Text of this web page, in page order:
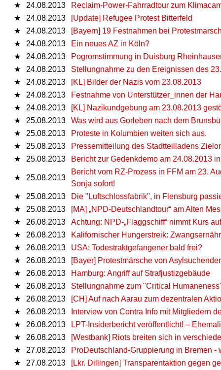
★
24.08.2013
Reclaim-Power-Fahrradtour zum
★
24.08.2013
[Update] Refugee Protest Bitterfeld
★
24.08.2013
[Bayern] 19 Festnahmen bei
★
24.08.2013
Ein neues AZ in Köln?
★
24.08.2013
Pogromstimmung in Duisburg
★
24.08.2013
Stellungnahme zu den Ereignissen des
★
24.08.2013
[KL] Bilder der Nazis vom 23.08.2013
★
24.08.2013
Festnahme von Unterstützer_innen der
★
24.08.2013
[KL] Nazikundgebung am 23.08.2013
★
25.08.2013
Was wird aus Gorleben nach dem
★
25.08.2013
Proteste in Kolumbien weiten sich aus.
★
25.08.2013
Pressemitteilung des Stadtteilladens
★
25.08.2013 Bericht zur Gedenkdemo am 24.08.2013
★ 25.08.2013
Bericht vom RZ-Prozess in FFM am 23.
Sonja sofort!
★
25.08.2013
Die "Luftschlossfabrik", in Flensburg
★
25.08.2013
[MA] „NPD-Deutschlandtour“ am Alten
★
26.08.2013
Achtung: NPD-„Flaggschiff“ nimmt Kurs
★
26.08.2013
Kalifornischer Hungerstreik:
★
26.08.2013
USA: Todestraktgefangener bald frei?
★
26.08.2013
[Bayer] Protestmärsche von
★
26.08.2013
Hamburg: Angriff auf Strafjustizgebäude
★
26.08.2013
Stellungnahme zum "Critical
★
26.08.2013
[CH] Auf nach Aarau zum dezentralen
★
26.08.2013
Interview von Contra Info mit Mitgliedern
★
26.08.2013
LPT-Insiderbericht veröffentlicht! –
★
26.08.2013
[Westbank] Riots breiten sich in
★
27.08.2013
ProDeutschland-Gruppierung in Bremen
★
27.08.2013
[Lkr. Dillingen] Transparentaktion gegen